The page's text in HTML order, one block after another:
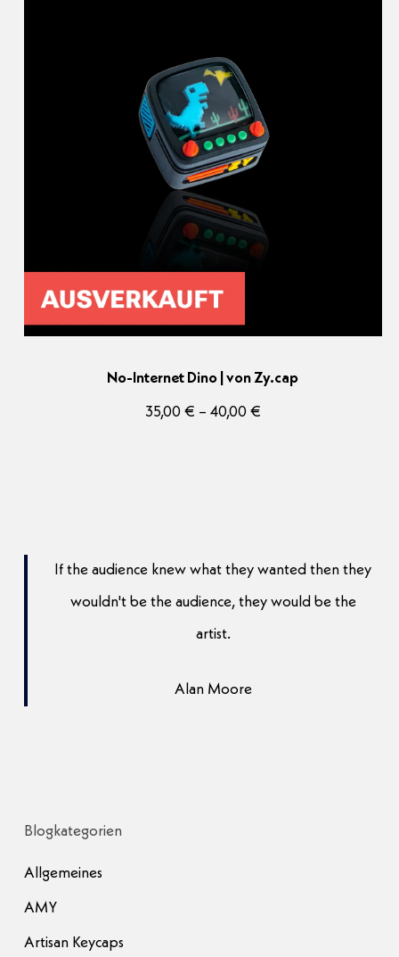
No-Internet Dino | von Zy.cap
35,00 € – 40,00 €Preisspanne:
If the audience knew what they wanted then they
wouldn't be the audience, they would be the
artist.
Alan Moore
Blogkategorien
Allgemeines
AMY
Artisan Keycaps